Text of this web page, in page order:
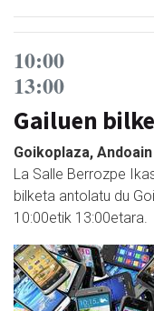
10:00
13:00
Gailuen
Goikoplaza, Andoain
La Salle Berrozpe
bilketa antolatu du
10:00etik 13:00etara.